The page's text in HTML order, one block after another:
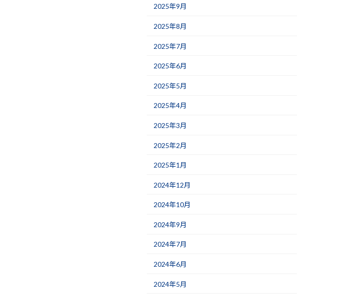
2025年9月
2025年8月
2025年7月
2025年6月
2025年5月
2025年4月
2025年3月
2025年2月
2025年1月
2024年12月
2024年10月
2024年9月
2024年7月
2024年6月
2024年5月